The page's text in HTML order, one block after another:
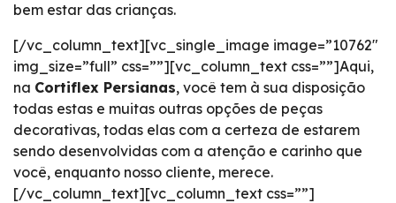
bem estar das crianças.
[/vc_column_text][vc_single_image image=”10762″
img_size=”full” css=””][vc_column_text css=””]Aqui,
na Cortiflex Persianas, você tem à sua disposição
todas estas e muitas outras opções de peças
decorativas, todas elas com a certeza de estarem
sendo desenvolvidas com a atenção e carinho que
você, enquanto nosso cliente, merece.
[/vc_column_text][vc_column_text css=””]